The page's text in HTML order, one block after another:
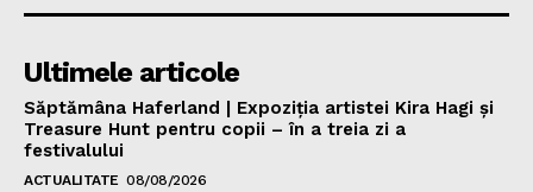
Ultimele articole
Săptămâna Haferland | Expoziţia artistei Kira Hagi şi
Treasure Hunt pentru copii – în a treia zi a
festivalului
ACTUALITATE 08/08/2026